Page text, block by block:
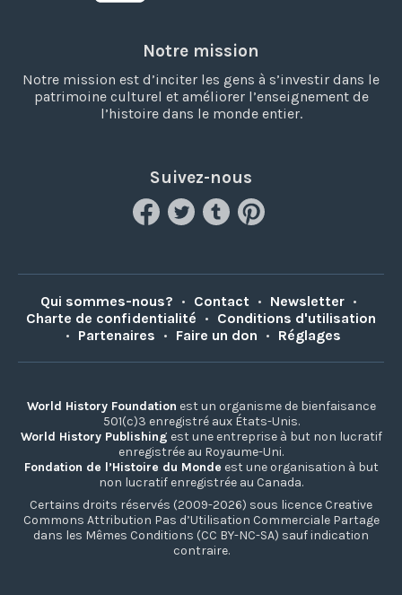
Notre mission
Notre mission est d’inciter les gens à s’investir dans le
patrimoine culturel et améliorer l’enseignement de
l’histoire dans le monde entier.
Suivez-nous
Qui sommes-nous? • Contact • Newsletter •
Charte de confidentialité • Conditions d'utilisation
• Partenaires • Faire un don • Réglages
World History Foundation est un organisme de bienfaisance
501(c)3 enregistré aux États-Unis.
World History Publishing est une entreprise à but non lucratif
enregistrée au Royaume-Uni.
Fondation de l’Histoire du Monde est une organisation à but
non lucratif enregistrée au Canada.
Certains droits réservés (2009-2026) sous licence Creative
Commons Attribution Pas d’Utilisation Commerciale Partage
dans les Mêmes Conditions (CC BY-NC-SA) sauf indication
contraire.